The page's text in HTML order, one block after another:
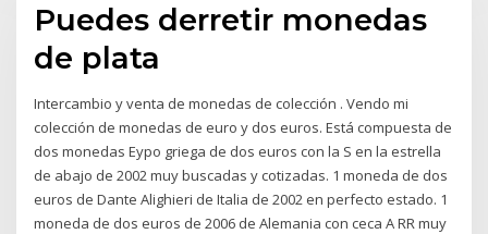
Puedes derretir monedas
de plata
Intercambio y venta de monedas de colección . Vendo mi
colección de monedas de euro y dos euros. Está compuesta de
dos monedas Eypo griega de dos euros con la S en la estrella
de abajo de 2002 muy buscadas y cotizadas. 1 moneda de dos
euros de Dante Alighieri de Italia de 2002 en perfecto estado. 1
moneda de dos euros de 2006 de Alemania con ceca A RR muy